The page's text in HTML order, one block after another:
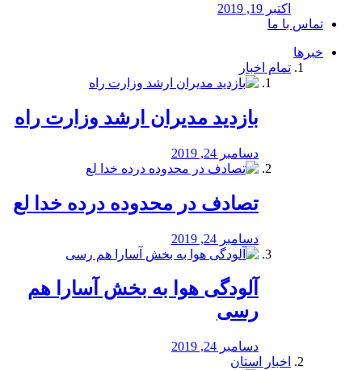
اکتبر 19, 2019
تماس با ما
خبرها
تمام اخبار
بازدید مدیران ارشد وزارت راه
دسامبر 24, 2019
تصادف در محدوده درده خدا لع
دسامبر 24, 2019
آلودگی هوا به بخش آسارا هم
رسی
دسامبر 24, 2019
اخبار استان